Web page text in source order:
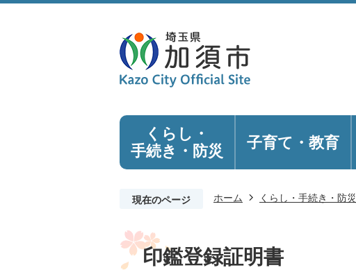
くらし・
手続き ・防災 子育て・教育
現在のページ ホーム くらし・手続き・防災
印鑑登録証明書